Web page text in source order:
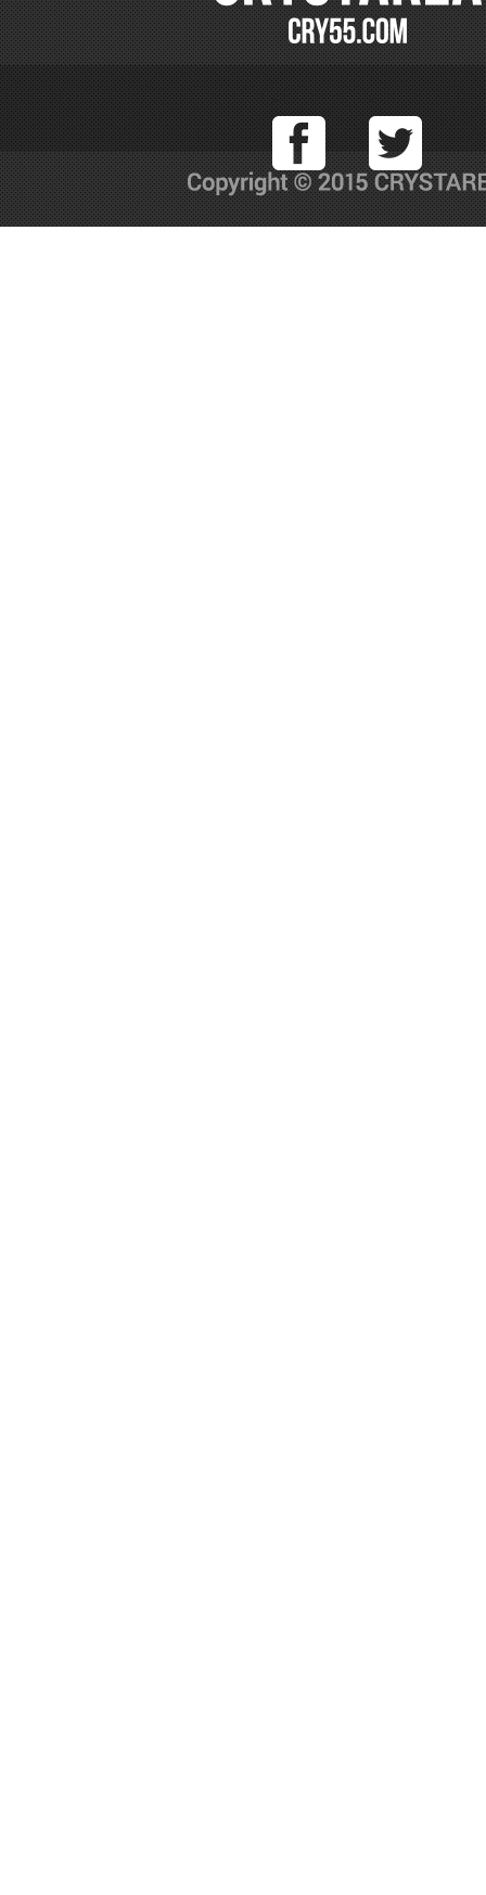
Facebook